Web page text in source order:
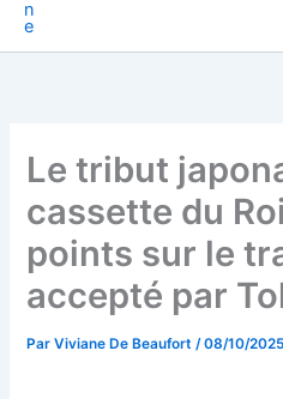
Le tribut
cassette du
points sur le
accepté par
ParViviane De Beaufort/08/10/2025